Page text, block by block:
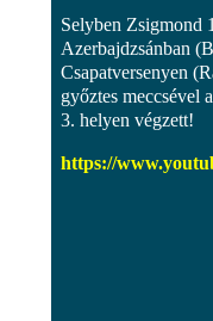
Selyben Zsigmond
Azerbajdzsánban
Csapatversenyen
győztes meccsével a
3. helyen végzett!
https://